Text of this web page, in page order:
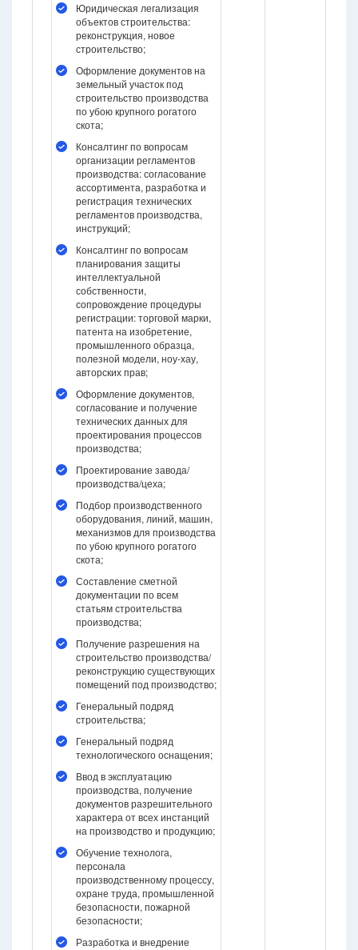
Юридическая легализация
объектов строительства:
реконструкция, новое
строительство;
Оформление документов на
земельный участок под
строительство производства
по убою крупного рогатого
скота;
Консалтинг по вопросам
организации регламентов
производства: согласование
ассортимента, разработка и
регистрация технических
регламентов производства,
инструкций;
Консалтинг по вопросам
планирования защиты
интеллектуальной
собственности,
сопровождение процедуры
регистрации: торговой марки,
патента на изобретение,
промышленного образца,
полезной модели, ноу-хау,
авторских прав;
Оформление документов,
согласование и получение
технических данных для
проектирования процессов
производства;
Проектирование завода/
производства/цеха;
Подбор производственного
оборудования, линий, машин,
механизмов для производства
по убою крупного рогатого
скота;
Составление сметной
документации по всем
статьям строительства
производства;
Получение разрешения на
строительство производства/
реконструкцию существующих
помещений под производство;
Генеральный подряд
строительства;
Генеральный подряд
технологического оснащения;
Ввод в эксплуатацию
производства, получение
документов разрешительного
характера от всех инстанций
на производство и продукцию;
Обучение технолога,
персонала
производственному процессу,
охране труда, промышленной
безопасности, пожарной
безопасности;
Разработка и внедрение